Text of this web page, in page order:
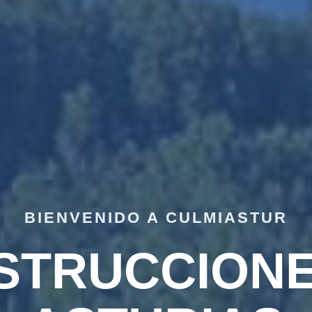
BIENVENIDO A CULMIASTUR